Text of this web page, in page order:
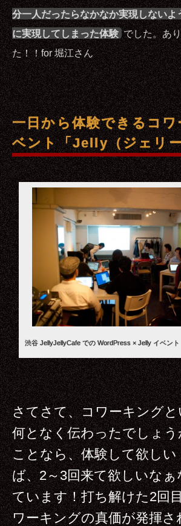
分一人だったらなかなか実現しないよ
に実現してしまった体験 でした。あ
た！！for 堀江さん
一日から体験できるコ
ベント「Jelly（ジェリ
渋谷 JellyJellyCafe での WordPress × Jelly イベント
さてさて、コワーキング
何となく伝わったでしょ
ことなら、体験して欲しい
ば、2～3回来て欲しいな
ています！打ち解けた2回
ワーキングの真価が発揮さ